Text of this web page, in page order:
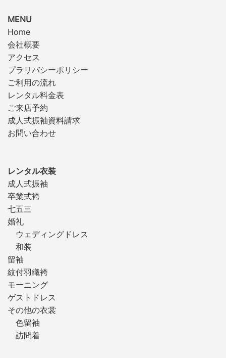
MENU
Home
会社概要
アクセス
プラリバシーポリシー
ご利用の流れ
レンタル料金表
ご来店予約
成人式振袖資料請求
お問い合わせ
レンタル衣装
成人式振袖
卒業式袴
七五三
婚礼
ウェディングドレス
和装
留袖
紋付羽織袴
モーニング
ゲストドレス
その他の衣裳
色留袖
訪問着